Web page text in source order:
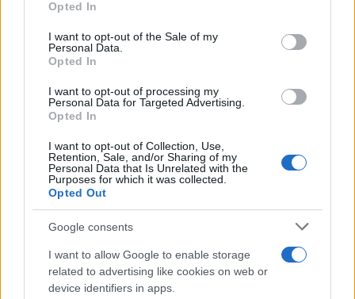
use your data for below specified purposes in below Google
consent section.
Opted In
I want to opt-out of the Sale of my
Personal Data.
Opted In
I want to opt-out of processing my
Personal Data for Targeted Advertising.
Opted In
I want to opt-out of Collection, Use,
Retention, Sale, and/or Sharing of my
Personal Data that Is Unrelated with the
Purposes for which it was collected.
Opted Out
Google consents
I want to allow Google to enable storage
related to advertising like cookies on web or
device identifiers in apps.
I nostri cari
I nostri cari
I nostri cari
Giovannimaria Cabras